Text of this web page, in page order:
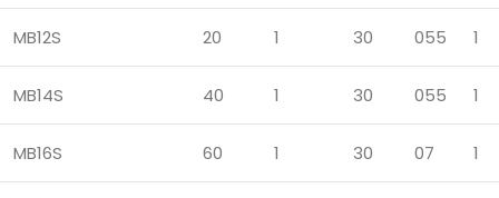
MB12S 20 1 30 055 1
MB14S 40 1 30 055 1
MB16S 60 1 30 07 1